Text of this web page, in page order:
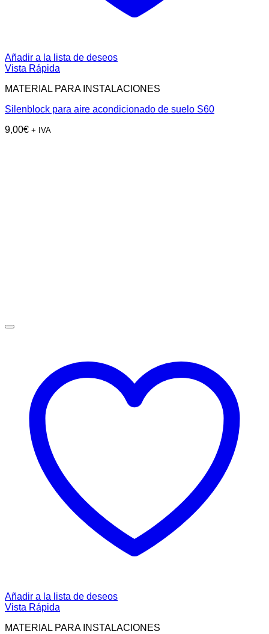
Añadir a la lista de deseos
Vista Rápida
MATERIAL PARA INSTALACIONES
Silenblock para aire acondicionado de suelo S60
9,00€ + IVA
Añadir a la lista de deseos
Vista Rápida
MATERIAL PARA INSTALACIONES